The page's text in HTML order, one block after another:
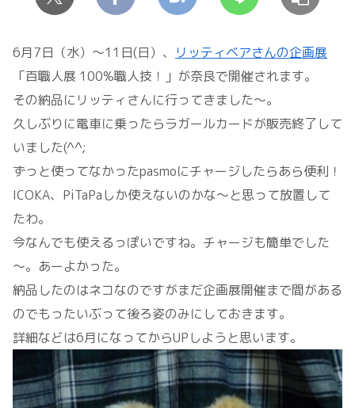
6月7日（水）～11日(日）、
リッティベアさんの企画展
「百職人展 100%職人技！」が奈良で開催されます。
その納品にリッティさんに行ってきました～。
久しぶりに電車に乗ったらラガールカードが販売終了して
いました(^^;
ずっと使ってなかったpasmoにチャージしたらあら便利！
ICOKA、PiTaPaしか使えないのかな～と思って放置して
たわ。
今なんでも使えるっぽいですね。チャージも簡単でした
～。あーよかった。
納品したのはネコなのですがまだ企画展開催まで間がある
のでもったいぶって後ろ姿のみにしておきます。
詳細などは6月になってからUPしようと思います。